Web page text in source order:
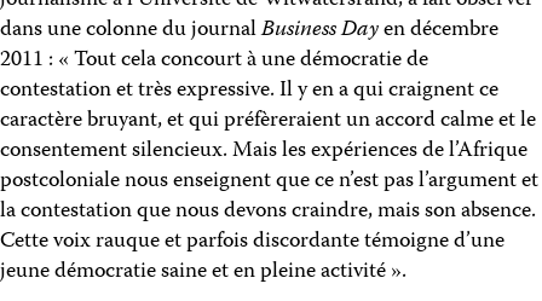
dans une colonne du journalBusiness Dayen décembre
2011 : « Tout cela concourt à une démocratie de
contestation et très expressive. Il y en a qui craignent ce
caractère bruyant, et qui préfèreraient un accord calme et le
consentement silencieux. Mais les expériences de l’Afrique
postcoloniale nous enseignent que ce n’est pas l’argument et
la contestation que nous devons craindre, mais son absence.
Cette voix rauque et parfois discordante témoigne d’une
jeune démocratie saine et en pleine activité ».